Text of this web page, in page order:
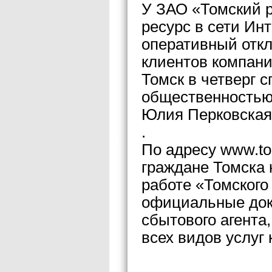
У ЗАО «Томский
ресурс в сети
оперативный
клиентов
Томск в четверг
Юлия
.
По адресу
граждане
работе
официальные
сбытового
всех видов услуг